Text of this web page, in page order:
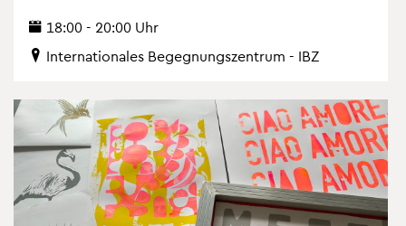
18:00 - 20:00 Uhr
In­ter­na­tio­na­les Be­geg­nungs­zen­trum - IBZ